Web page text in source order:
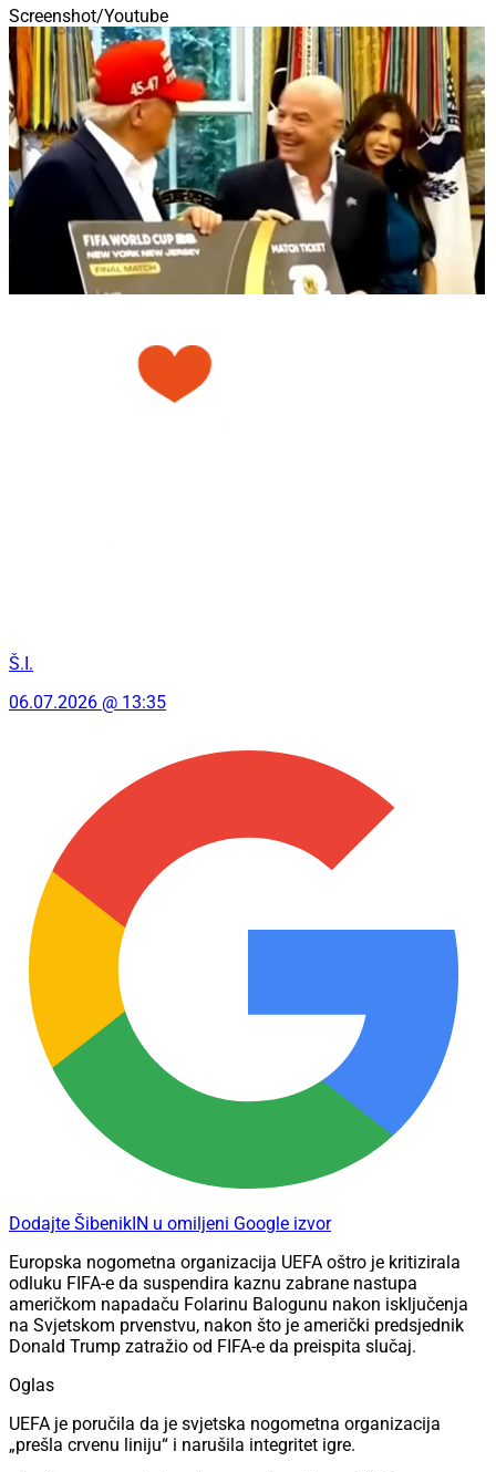
Screenshot/Youtube
Š.I.
06.07.2026 @ 13:35
Dodajte ŠibenikIN u omiljeni Google izvor
Europska nogometna organizacija UEFA oštro je kritizirala
odluku FIFA-e da suspendira kaznu zabrane nastupa
američkom napadaču Folarinu Balogunu nakon isključenja
na Svjetskom prvenstvu, nakon što je američki predsjednik
Donald Trump zatražio od FIFA-e da preispita slučaj.
Oglas
UEFA je poručila da je svjetska nogometna organizacija
„prešla crvenu liniju“ i narušila integritet igre.